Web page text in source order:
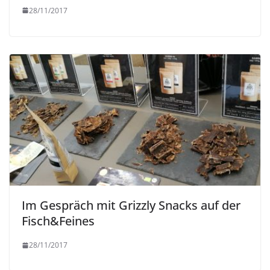
28/11/2017
Im Gespräch mit Grizzly Snacks auf der
Fisch&Feines
28/11/2017